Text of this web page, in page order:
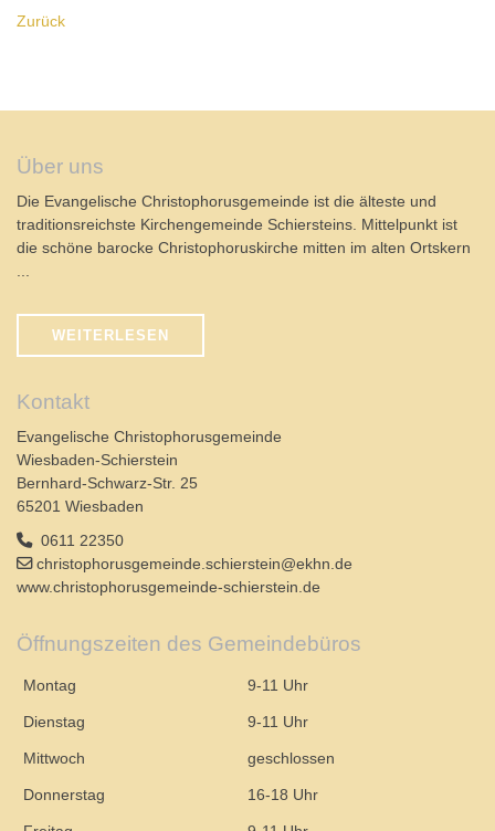
Zurück
Über uns
Die Evangelische Christophorusgemeinde ist die älteste und
traditionsreichste Kirchengemeinde Schiersteins. Mittelpunkt ist
die schöne barocke Christophoruskirche mitten im alten Ortskern
WEITERLESEN
Kontakt
Evangelische Christophorusgemeinde
Wiesbaden-Schierstein
Bernhard-Schwarz-Str. 25
65201 Wiesbaden
0611 22350
christophorusgemeinde.schierstein@ekhn.de
www.christophorusgemeinde-schierstein.de
Öffnungszeiten des Gemeindebüros
Montag 9-11 Uhr
Dienstag 9-11 Uhr
Mittwoch geschlossen
Donnerstag 16-18 Uhr